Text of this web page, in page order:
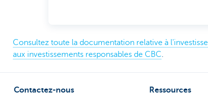
Consultez toute la documentation relative à
aux investissements responsables de CBC.
Contactez-nous Ressources